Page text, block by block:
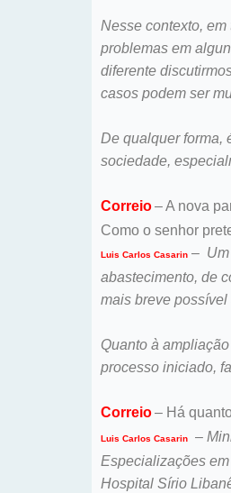
Nesse contexto,
problemas em
diferente
casos podem ser
De qualquer forma,
sociedade,
Correio– A nova
Como o senhor
Luis Carlos Casarin –
abastecimento, de
mais breve
Quanto à
processo iniciado,
Correio– Há
Luis Carlos Casarin –
Especializações
Hospital Sírio